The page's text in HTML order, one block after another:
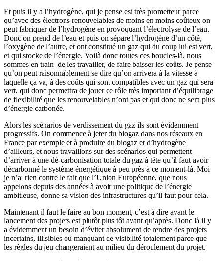
Et puis il y a l’hydrogène, qui je pense est très prometteur parce
qu’avec des électrons renouvelables de moins en moins coûteux on
peut fabriquer de l’hydrogène en provoquant l’électrolyse de l’eau.
Donc on prend de l’eau et puis on sépare l’hydrogène d’un côté,
l’oxygène de l’autre, et ont constitué un gaz qui du coup lui est vert,
et qui stocke de l’énergie. Voilà donc toutes ces boucles-là, nous
sommes en train de les travailler, de faire baisser les coûts. Je pense
qu’on peut raisonnablement se dire qu’on arrivera à la vitesse à
laquelle ça va, à des coûts qui sont compatibles avec un gaz qui sera
vert, qui donc permettra de jouer ce rôle très important d’équilibrage
de flexibilité que les renouvelables n’ont pas et qui donc ne sera plus
d’énergie carbonée.
Alors les scénarios de verdissement du gaz ils sont évidemment
progressifs. On commence à jeter du biogaz dans nos réseaux en
France par exemple et à produire du biogaz et d’hydrogène
d’ailleurs, et nous travaillons sur des scénarios qui permettent
d’arriver à une dé-carbonisation totale du gaz à tête qu’il faut avoir
décarbonné le système énergétique à peu près à ce moment-là. Moi
je n’ai rien contre le fait que l’Union Européenne, que nous
appelons depuis des années à avoir une politique de l’énergie
ambitieuse, donne sa vision des infrastructures qu’il faut pour cela.
Maintenant il faut le faire au bon moment, c’est à dire avant le
lancement des projets est plutôt plus tôt avant qu’après. Donc là il y
a évidemment un besoin d’éviter absolument de rendre des projets
incertains, illisibles ou manquant de visibilité totalement parce que
les règles du jeu changeraient au milieu du déroulement du projet.